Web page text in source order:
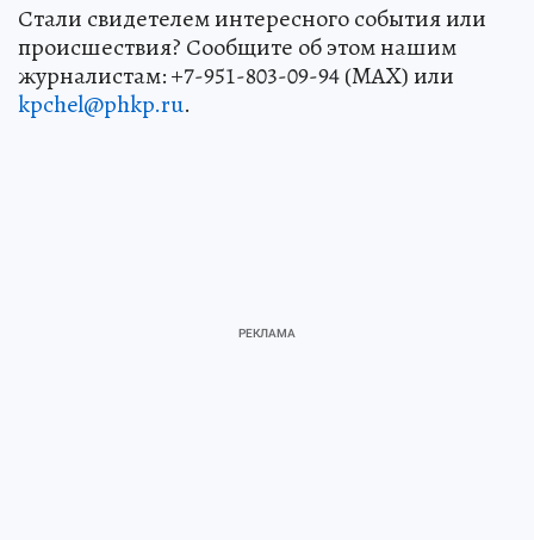
Стали свидетелем интересного события или
происшествия? Сообщите об этом нашим
журналистам: +7-951-803-09-94 (MAX) или
kpchel@phkp.ru.